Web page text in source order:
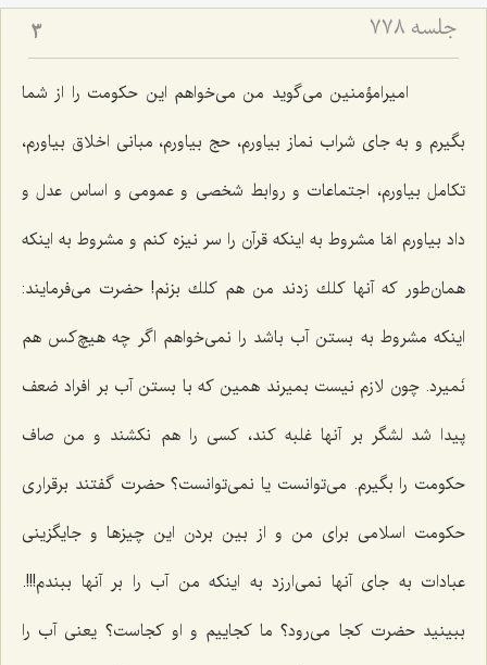
جلسه ۷۷۸ 3
امیرامؤمنین می‌گوید من می‌خواهم این حكومت را از شما
بگیرم و به جای شراب نماز بیاورم، حج بیاورم، مبانی اخلاق بیاورم،
تكامل بیاورم، اجتماعات و روابط شخصی و عمومی و اساس عدل و
داد بیاورم امّا مشروط به اینكه قرآن را سر نیزه كنم و مشروط به اینكه
همان‌طور كه آنها كلك زدند من هم كلك بزنم! حضرت می‌فرمایند:
اینكه مشروط به بستن آب باشد را نمی‌خواهم اگر چه هیچ‌كس هم
نَمیرد. چون لازم نیست بمیرند همین كه با بستن آب بر افراد ضعف
پیدا شد لشگر بر آنها غلبه كند، كسی را هم نكشند و من صاف
حكومت را بگیرم. می‌توانست یا نمی‌توانست؟ حضرت گفتند برقراری
حكومت اسلامی برای من و از بین بردن این چیزها و جایگزینی
عبادات به جای آنها نمی‌ارزد به اینكه من آب را بر آنها ببندم!!!.
ببینید حضرت كجا می‌رود؟ ما كجاییم و او كجاست؟ یعنی آب را